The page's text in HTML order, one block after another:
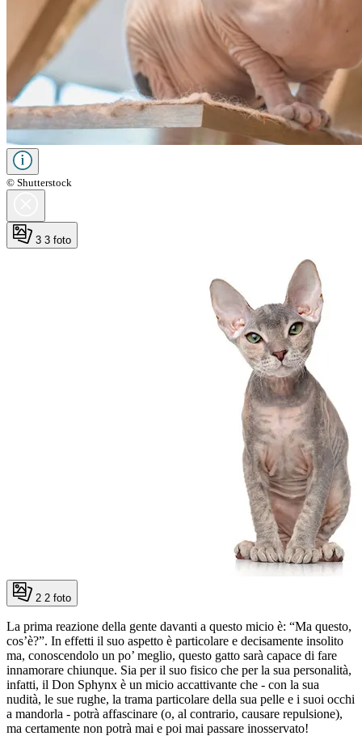
© Shutterstock
3 3 foto
2 2 foto
La prima reazione della gente davanti a questo micio è: “Ma questo,
cos’è?”. In effetti il suo aspetto è particolare e decisamente insolito
ma, conoscendolo un po’ meglio, questo gatto sarà capace di fare
innamorare chiunque. Sia per il suo fisico che per la sua personalità,
infatti, il Don Sphynx è un micio accattivante che - con la sua
nudità, le sue rughe, la trama particolare della sua pelle e i suoi occhi
a mandorla - potrà affascinare (o, al contrario, causare repulsione),
ma certamente non potrà mai e poi mai passare inosservato!